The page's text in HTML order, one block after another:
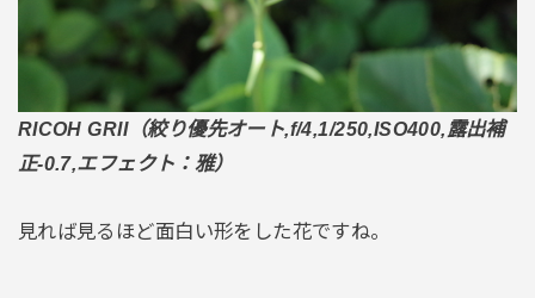
RICOH GRII（絞り優先オート,f/4,1/250,ISO400,露出補
正-0.7,エフェクト：雅）
見れば見るほど面白い形をした花ですね。